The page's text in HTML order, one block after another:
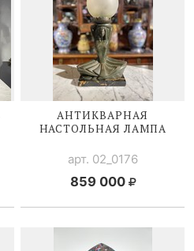
АНТИКВАРНАЯ
НАСТОЛЬНАЯ ЛАМПА
арт. 02_0176
859 000